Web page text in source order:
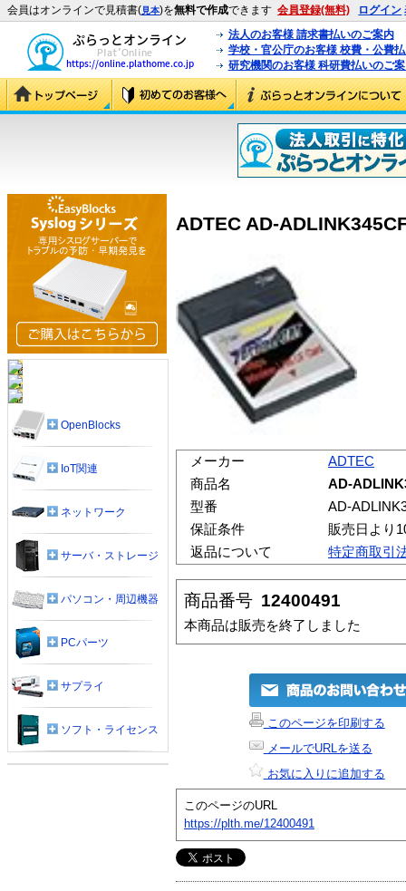
会員はオンラインで見積書(見本)を無料で作成できます 会員登録(無料) ログイン
法人のお客様 請求書払いのご案内
学校・官公庁のお客様 校費・公費
研究機関のお客様 科研費払いのご
ADTEC AD-
メーカー
ADTEC
商品名
AD-
型番
AD-
保証条件
販売日より
返品について
特定商取引
商品番号 12400491
本商品は販売を終了しました
このページを印刷する
メールでURLを送る
お気に入りに追加する
このページのURL
https://plth.me/12400491
OpenBlocks
IoT関連
ネットワーク
サーバ・ストレージ
パソコン・周辺機器
PCパーツ
サプライ
ソフト・ライセンス